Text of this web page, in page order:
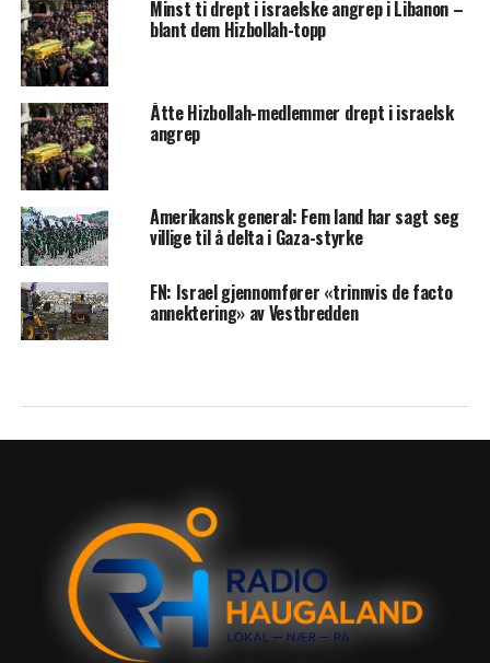
Minst ti drept i israelske angrep i Libanon –
blant dem Hizbollah-topp
Åtte Hizbollah-medlemmer drept i israelsk
angrep
Amerikansk general: Fem land har sagt seg
villige til å delta i Gaza-styrke
FN: Israel gjennomfører «trinnvis de facto
annektering» av Vestbredden